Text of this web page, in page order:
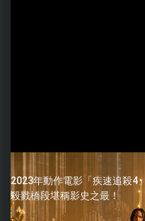
2023年動作電影「疾速追殺4
殺戮橋段堪稱影史之最！